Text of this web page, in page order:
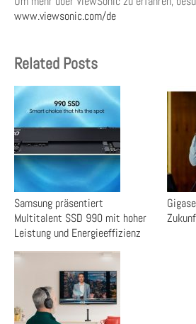
www.viewsonic.com/de
Related Posts
Samsung präsentiert
Multitalent SSD 990 mit hoher
Leistung und Energieeffizienz